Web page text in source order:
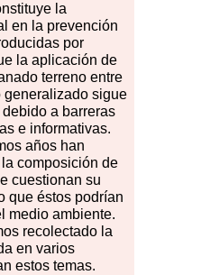
la
en la prevención
por
la aplicación de
terreno entre
generalizado sigue
a barreras
e informativas.
años han
composición de
cuestionan su
que éstos podrían
medio ambiente.
recolectado la
en varios
estos temas.